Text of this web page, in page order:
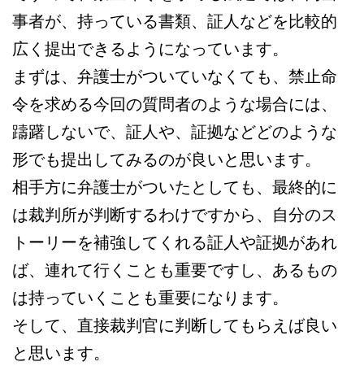
事者が、持っている書類、証人などを比較的
広く提出できるようになっています。
まずは、弁護士がついていなくても、禁止命
令を求める今回の質問者のような場合には、
躊躇しないで、証人や、証拠などどのような
形でも提出してみるのが良いと思います。
相手方に弁護士がついたとしても、最終的に
は裁判所が判断するわけですから、自分のス
トーリーを補強してくれる証人や証拠があれ
ば、連れて行くことも重要ですし、あるもの
は持っていくことも重要になります。
そして、直接裁判官に判断してもらえば良い
と思います。